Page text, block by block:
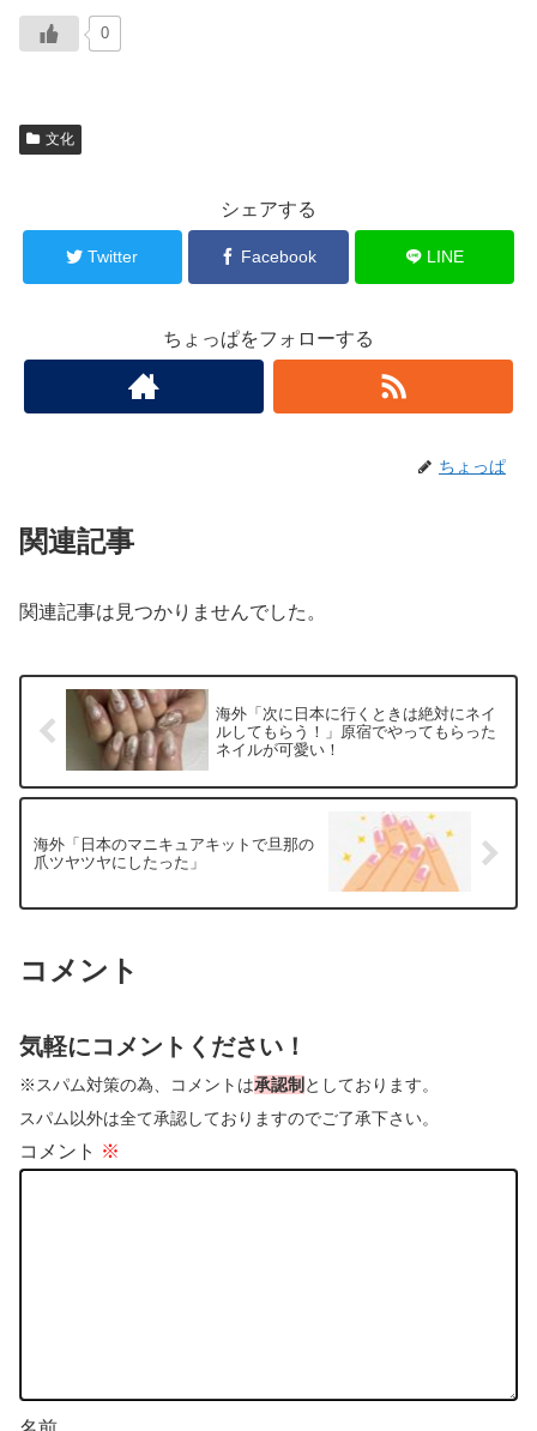
0
文化
シェアする
Twitter Facebook LINE
ちょっぱをフォローする
ちょっぱ
関連記事
関連記事は見つかりませんでした。
海外「次に日本に行くときは絶対にネイ
ルしてもらう！」原宿でやってもらった
ネイルが可愛い！
海外「日本のマニキュアキットで旦那の
爪ツヤツヤにしたった」
コメント
気軽にコメントください！
※スパム対策の為、コメントは承認制 としております。
スパム以外は全て承認しておりますのでご了承下さい。
コメント ※